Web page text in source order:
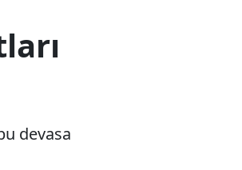
devasa